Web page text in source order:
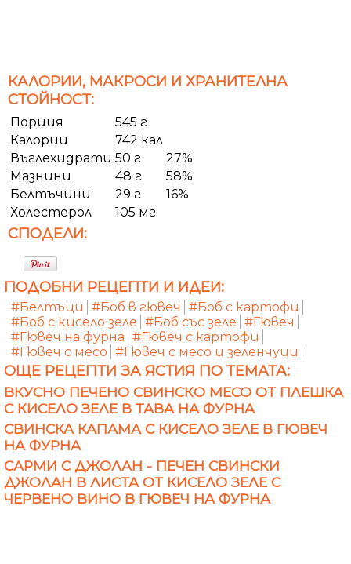
КАЛОРИИ, МАКРОСИ И ХРАНИТЕЛНА
СТОЙНОСТ:
Порция
545 г
Калории
742 кал
Въглехидрати 50 г
27%
Мазнини
48 г
58%
Белтъчини
29 г
16%
Холестерол
105 мг
СПОДЕЛИ:
ПОДОБНИ РЕЦЕПТИ И ИДЕИ:
#Белтъци #Боб в гювеч
#Боб с картофи
#Боб с кисело зеле #Боб със зеле #Гювеч
#Гювеч на фурна #Гювеч с картофи
#Гювеч с месо #Гювеч с месо и зеленчуци
ОЩЕ РЕЦЕПТИ ЗА ЯСТИЯ ПО ТЕМАТА:
ВКУСНО ПЕЧЕНО СВИНСКО МЕСО ОТ ПЛЕШКА
С КИСЕЛО ЗЕЛЕ В ТАВА НА ФУРНА
СВИНСКА КАПАМА С КИСЕЛО ЗЕЛЕ В ГЮВЕЧ
НА ФУРНА
САРМИ С ДЖОЛАН - ПЕЧЕН СВИНСКИ
ДЖОЛАН В ЛИСТА ОТ КИСЕЛО ЗЕЛЕ С
ЧЕРВЕНО ВИНО В ГЮВЕЧ НА ФУРНА